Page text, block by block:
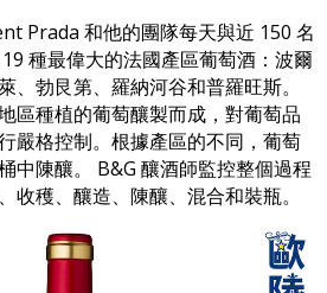
Prada 和他的團隊每天與近 150 名
種最偉大的法國產區葡萄酒：波爾
、勃艮第、羅納河谷和普羅旺斯。
區種植的葡萄釀製而成，對葡萄品
嚴格控制。根據產區的不同，葡萄
中陳釀。 B&G 釀酒師監控整個過程
收穫、釀造、陳釀、混合和裝瓶。